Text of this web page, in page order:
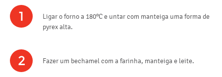
1
Ligar o forno a 180ºC e untar com manteiga uma forma de
pyrex alta.
2 Fazer um bechamel com a farinha, manteiga e leite.